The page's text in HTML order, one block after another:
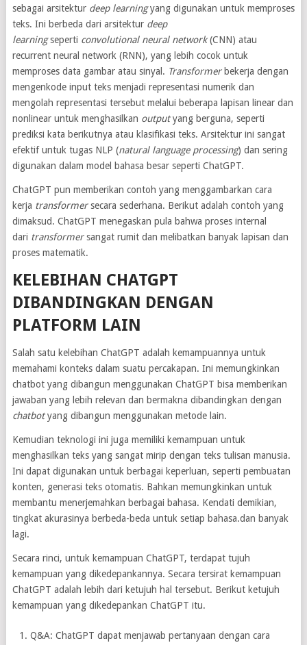
sebagai arsitektur deep learningyang digunakan untuk memproses
teks. Ini berbeda dari arsitektur deep
learningseperti convolutional neural network(CNN) atau
recurrent neural network (RNN), yang lebih cocok untuk
memproses data gambar atau sinyal. Transformerbekerja dengan
mengenkode input teks menjadi representasi numerik dan
mengolah representasi tersebut melalui beberapa lapisan linear dan
nonlinear untuk menghasilkan outputyang berguna, seperti
prediksi kata berikutnya atau klasifikasi teks. Arsitektur ini sangat
efektif untuk tugas NLP (natural language processing) dan sering
digunakan dalam model bahasa besar seperti ChatGPT.
ChatGPT pun memberikan contoh yang menggambarkan cara
kerja transformersecara sederhana. Berikut adalah contoh yang
dimaksud. ChatGPT menegaskan pula bahwa proses internal
dari transformersangat rumit dan melibatkan banyak lapisan dan
proses matematik.
KELEBIHAN CHATGPT
DIBANDINGKAN DENGAN
PLATFORM LAIN
Salah satu kelebihan ChatGPT adalah kemampuannya untuk
memahami konteks dalam suatu percakapan. Ini memungkinkan
chatbot yang dibangun menggunakan ChatGPT bisa memberikan
jawaban yang lebih relevan dan bermakna dibandingkan dengan
chatbotyang dibangun menggunakan metode lain.
Kemudian teknologi ini juga memiliki kemampuan untuk
menghasilkan teks yang sangat mirip dengan teks tulisan manusia.
Ini dapat digunakan untuk berbagai keperluan, seperti pembuatan
konten, generasi teks otomatis. Bahkan memungkinkan untuk
membantu menerjemahkan berbagai bahasa. Kendati demikian,
tingkat akurasinya berbeda-beda untuk setiap bahasa.dan banyak
lagi.
Secara rinci, untuk kemampuan ChatGPT, terdapat tujuh
kemampuan yang dikedepankannya. Secara tersirat kemampuan
ChatGPT adalah lebih dari ketujuh hal tersebut. Berikut ketujuh
kemampuan yang dikedepankan ChatGPT itu.
Q&A: ChatGPT dapat menjawab pertanyaan dengan cara